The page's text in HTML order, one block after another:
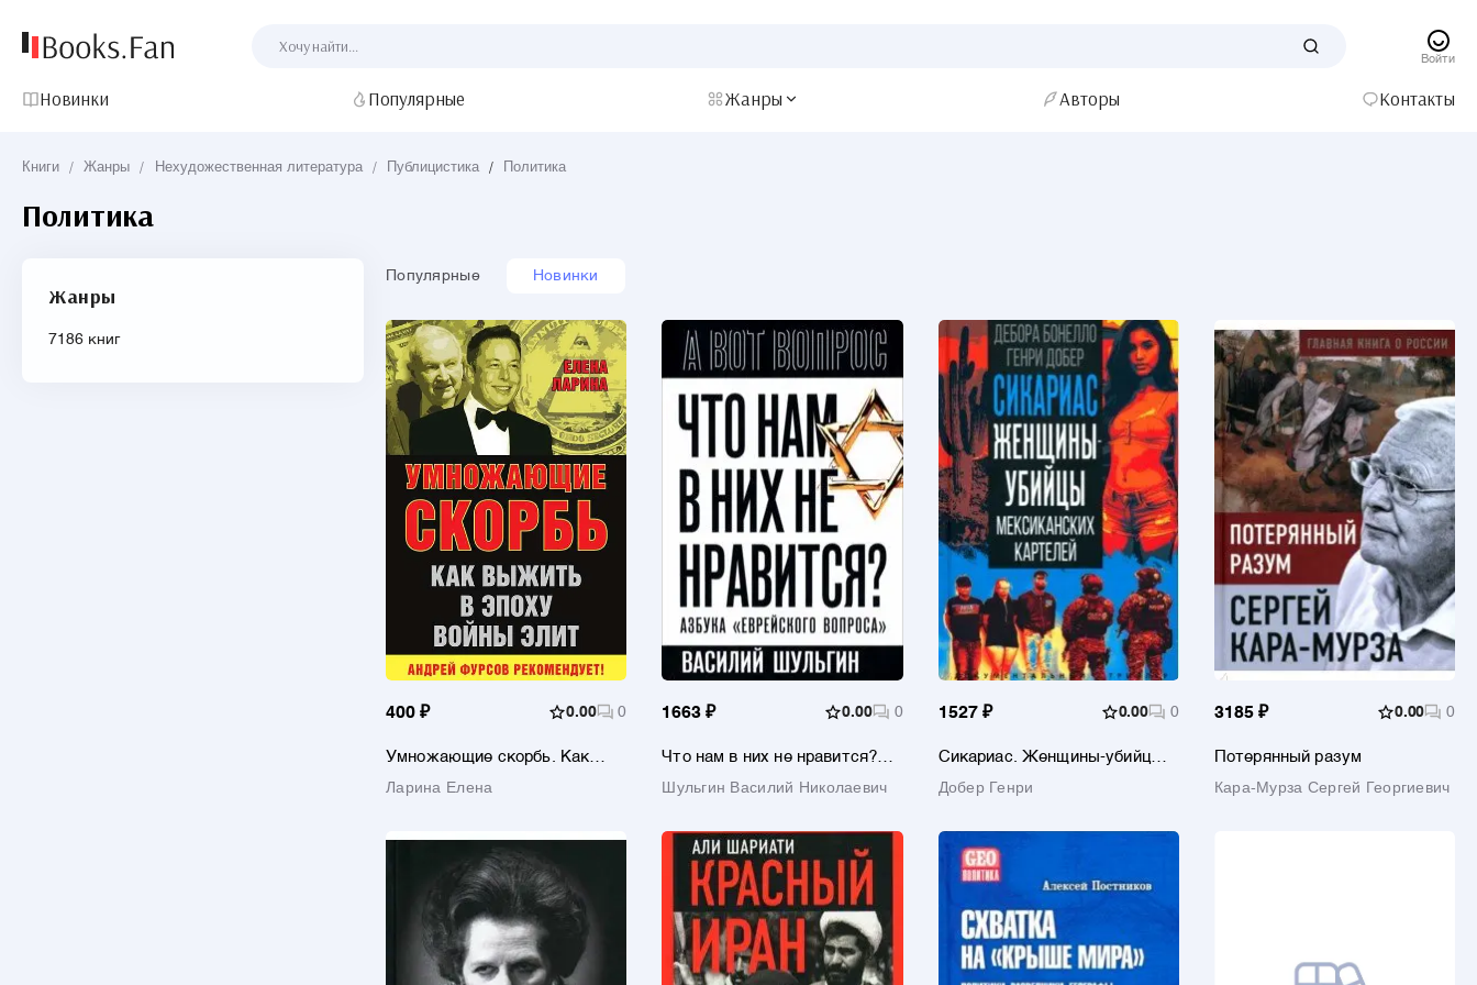
Войти
Новинки Популярные Жанры Авторы Контакты
Книги / Жанры / Нехудожественная литература / Публицистика / Политика
Политика
Жанры
7186 книг
Популярные Новинки
400 ₽ 0.00 0
Умножающие скорбь. Как
Ларина Елена
1663 ₽ 0.00 0
Что нам в них не нравится?
Шульгин Василий Николаевич
1527 ₽ 0.00 0
Сикариас. Женщины-убийцы
Добер Генри
3185 ₽ 0.00 0
Потерянный разум
Кара-Мурза Сергей Георгиевич